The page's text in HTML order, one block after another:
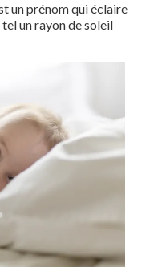
un prénom qui éclaire
un rayon de soleil